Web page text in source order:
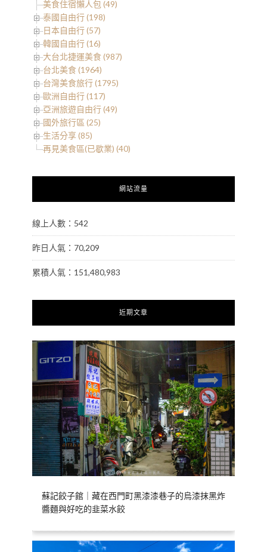
美食住宿懶人包 (49)
泰國自由行 (198)
日本自由行 (57)
韓國自由行 (16)
大台北捷運美食 (987)
台北美食 (1964)
台灣美食旅行 (1795)
歐洲自由行 (117)
亞洲旅遊自由行 (49)
國外旅行區 (25)
生活分享 (85)
再見美食區(已歇業) (40)
網站流量
線上人數：542
昨日人氣：70,209
累積人氣：151,480,983
近期文章
蘇記餃子館｜藏在西門町黑漆漆巷子的烏漆抹黑炸
醬麵與好吃的韭菜水餃